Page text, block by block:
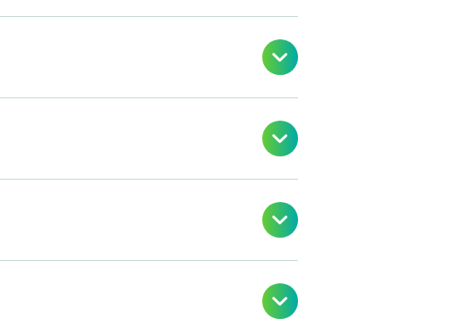



